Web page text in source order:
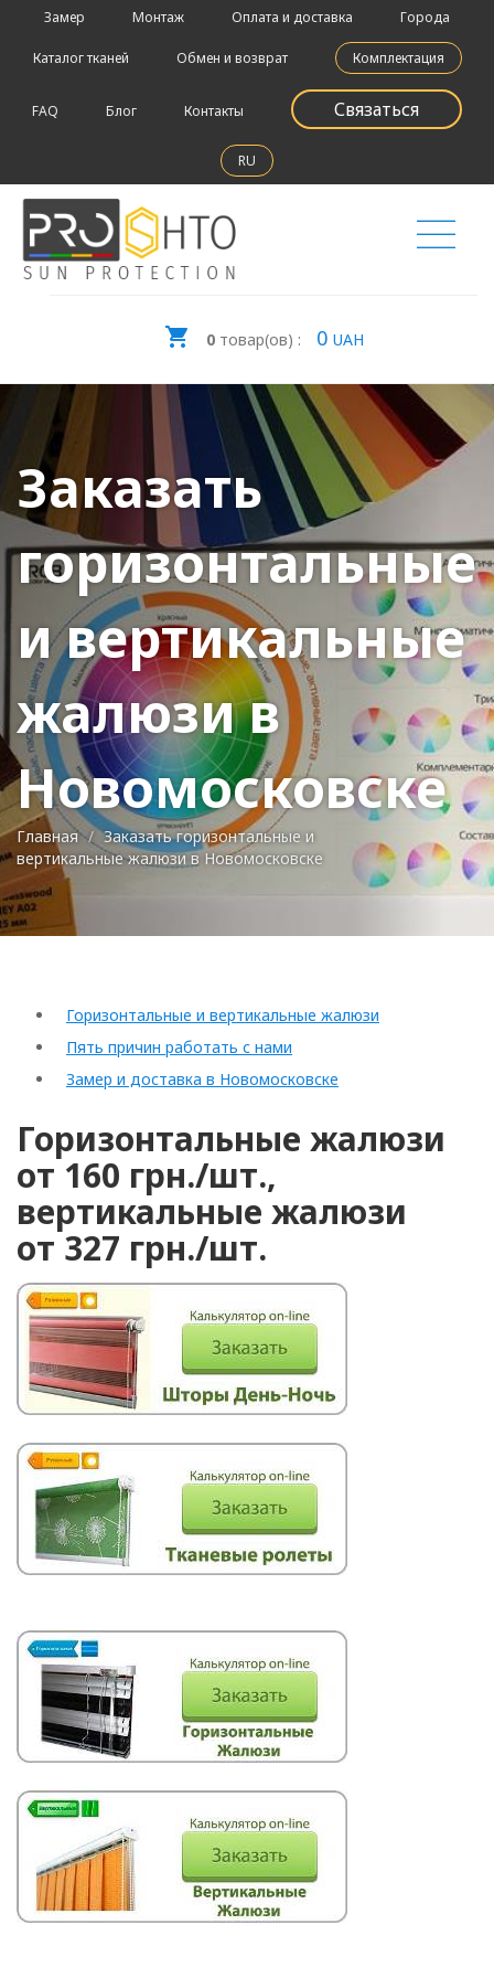
Замер Монтаж Оплата и доставка Города
Каталог тканей Обмен и возврат Комплектация
FAQ Блог Контакты Связаться
RU
Горизонтальные
Вертикальные
0товар(ов) : 0 UAH
Заказать
горизонтальные
и вертикальные
жалюзи в
Новомосковске
Главная
Заказать горизонтальные и
вертикальные жалюзи в Новомосковске
Горизонтальные и вертикальные жалюзи
Пять причин работать с нами
Замер и доставка в Новомосковске
Горизонтальные жалюзи
от 160 грн./шт.,
вертикальные жалюзи
от 327 грн./шт.